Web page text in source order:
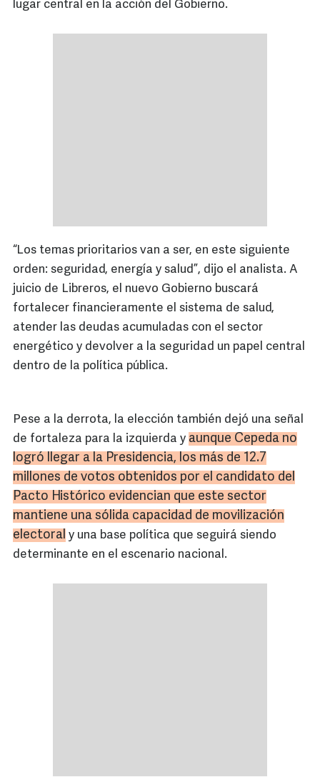
lugar central en la acción del Gobierno.
“Los temas prioritarios van a ser, en este siguiente
orden: seguridad, energía y salud”, dijo el analista. A
juicio de Libreros, el nuevo Gobierno buscará
fortalecer financieramente el sistema de salud,
atender las deudas acumuladas con el sector
energético y devolver a la seguridad un papel central
dentro de la política pública.
Pese a la derrota, la elección también dejó una señal
de fortaleza para la izquierda y aunque Cepeda no
logró llegar a la Presidencia, los más de 12.7
millones de votos obtenidos por el candidato del
Pacto Histórico evidencian que este sector
mantiene una sólida capacidad de movilización
electoral y una base política que seguirá siendo
determinante en el escenario nacional.